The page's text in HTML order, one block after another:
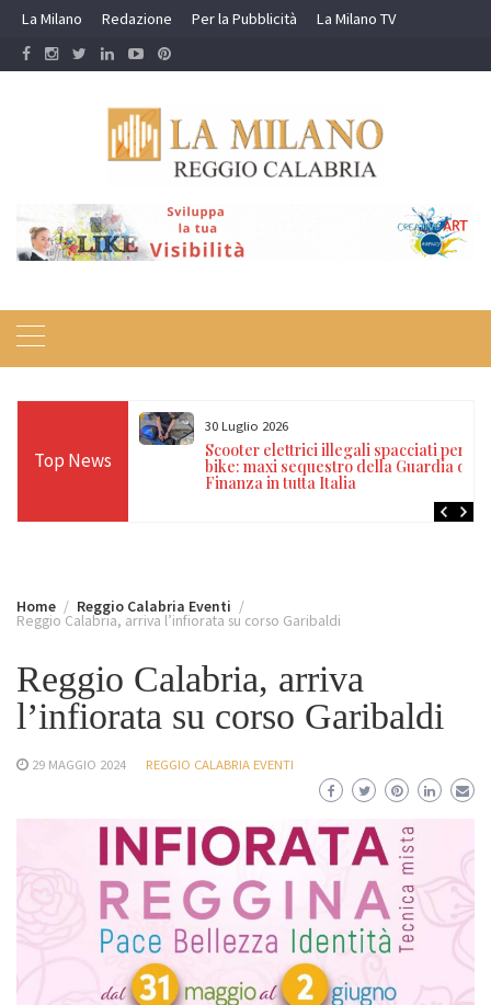
Skip
content
La Milano Redazione Per la Pubblicità La Milano TV
Top News
campi rom e
17 denunce e
30 Luglio 2026
Scooter elettrici illegali spacciati per e-
bike: maxi sequestro della Guardia di
Finanza in tutta Italia
Home Reggio Calabria Eventi
Reggio Calabria, arriva l’infiorata su corso Garibaldi
Reggio Calabria, arriva
l’infiorata su corso Garibaldi
29 MAGGIO 2024 REGGIO CALABRIA EVENTI